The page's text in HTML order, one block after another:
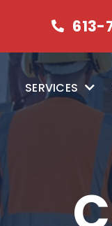
613-
SERVICES